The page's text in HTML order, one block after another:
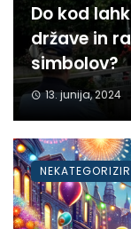
Do kod
države in
simbolov?
13. junija, 2024